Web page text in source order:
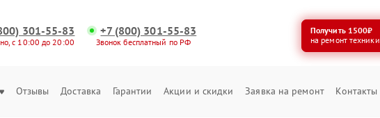
301-55-83
с 10:00 до 20:00
+7 (800) 301-55-83
Звонок бесплатный по РФ
Получить 1500₽
на ремонт техники
Отзывы Доставка Гарантии Акции и скидки Заявка на ремонт Контакты